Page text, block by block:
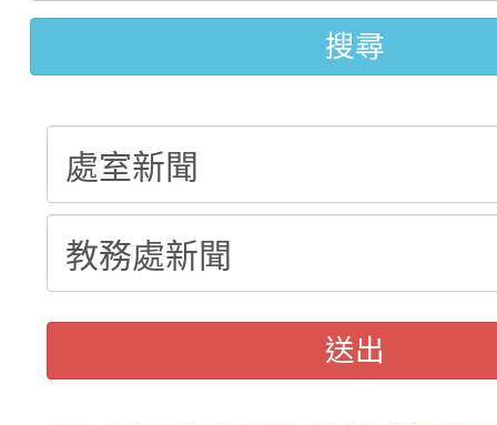
結果(第2招)
9月16日本府B2大禮堂
1次會員大會暨第7屆會
函轉運動部全民運動署
推動社區運動俱樂部營
計畫」1 份，請踴躍報
權責核予出席人員公(
搜尋
送出